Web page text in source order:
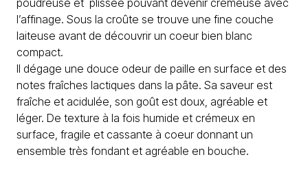
poudreuse et plissée pouvant devenir crémeuse avec
l’affinage. Sous la croûte se trouve une fine couche
laiteuse avant de découvrir un coeur bien blanc
compact.
Il dégage une douce odeur de paille en surface et des
notes fraîches lactiques dans la pâte. Sa saveur est
fraîche et acidulée, son goût est doux, agréable et
léger. De texture à la fois humide et crémeux en
surface, fragile et cassante à coeur donnant un
ensemble très fondant et agréable en bouche.